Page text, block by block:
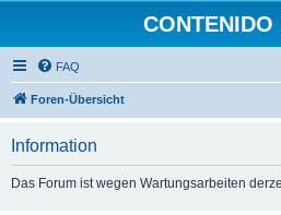
FAQ
Foren-Übersicht
Information
Das Forum ist wegen Wartungsarbeiten